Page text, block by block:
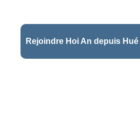
Rejoindre Hoi An depuis Hué